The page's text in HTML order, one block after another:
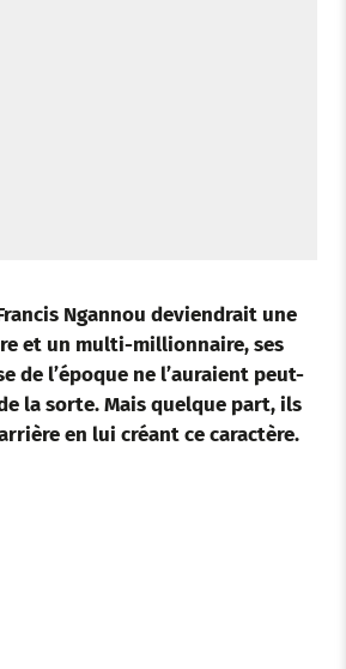
Ngannou deviendrait une
et un multi-millionnaire, ses
de l’époque ne l’auraient peut-
la sorte. Mais quelque part, ils
en lui créant ce caractère.